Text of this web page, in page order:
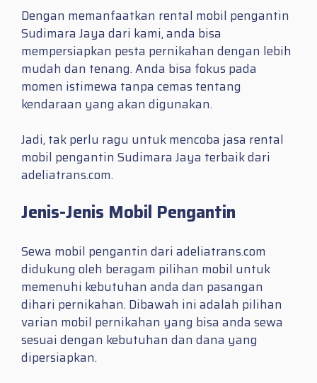
Dengan memanfaatkan rental mobil pengantin
Sudimara Jaya dari kami, anda bisa
mempersiapkan pesta pernikahan dengan lebih
mudah dan tenang. Anda bisa fokus pada
momen istimewa tanpa cemas tentang
kendaraan yang akan digunakan.
Jadi, tak perlu ragu untuk mencoba jasa rental
mobil pengantin Sudimara Jaya terbaik dari
adeliatrans.com.
Jenis-Jenis Mobil Pengantin
Sewa mobil pengantin dari adeliatrans.com
didukung oleh beragam pilihan mobil untuk
memenuhi kebutuhan anda dan pasangan
dihari pernikahan. Dibawah ini adalah pilihan
varian mobil pernikahan yang bisa anda sewa
sesuai dengan kebutuhan dan dana yang
dipersiapkan.